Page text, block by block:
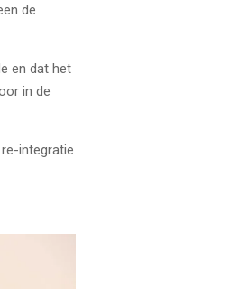
de
en dat het
in de
integratie